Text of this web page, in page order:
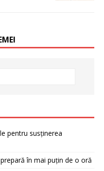
pentru susținerea
în mai puțin de o oră